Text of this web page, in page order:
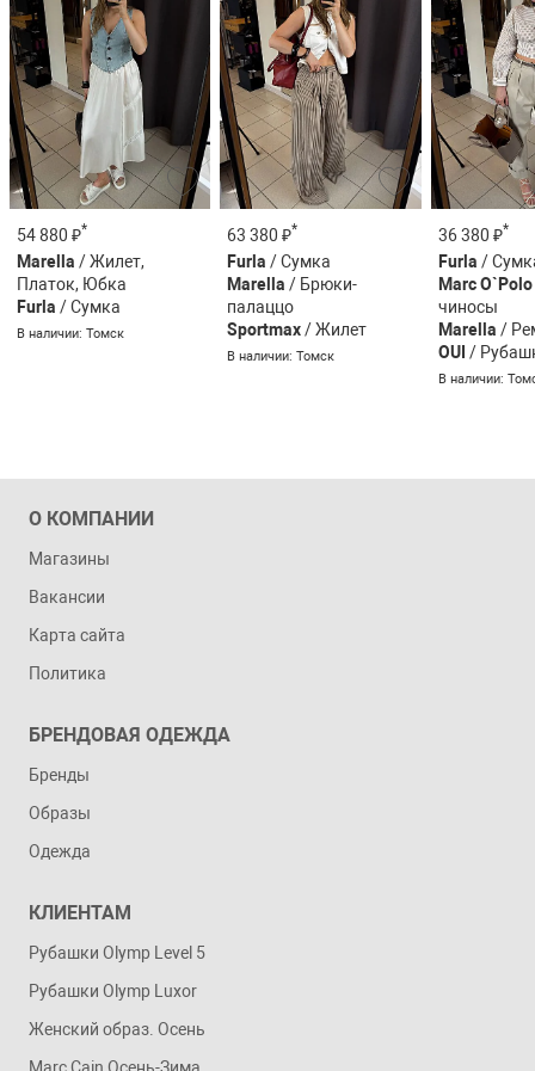
54 880 ₽*
Marella / Жилет,
Платок, Юбка
Furla / Сумка
В наличии: Томск
63 380 ₽*
Furla / Сумка
Marella / Брюки-
палаццо
Sportmax/ Жилет
В наличии: Томск
36 380 ₽*
Furla /
Marc O`Polo
чиносы
Marella /
OUI /
В наличии:
О КОМПАНИИ
Магазины
Вакансии
Карта сайта
Политика
БРЕНДОВАЯ ОДЕЖДА
Бренды
Образы
Одежда
КЛИЕНТАМ
Рубашки Olymp Level 5
Рубашки Olymp Luxor
Женский образ. Осень